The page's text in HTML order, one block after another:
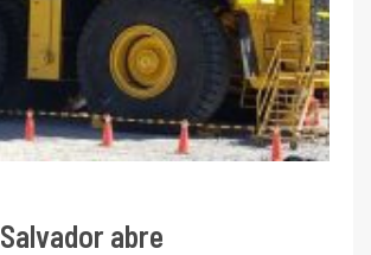
abre
indicadores financieros
I+D
Codelco Ventanas prueba
camión 100% eléctrico para
transportar cátodos al Puerto
I+D